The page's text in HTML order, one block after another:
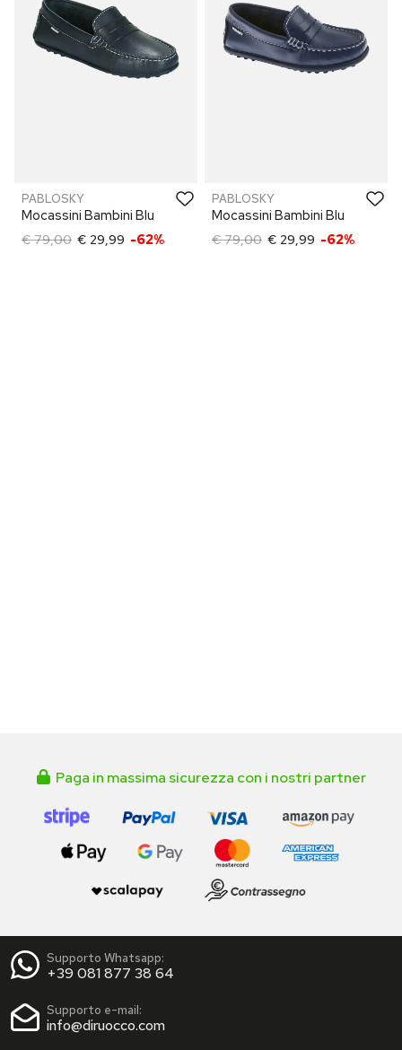
PABLOSKY
Mocassini Bambini Blu
€ 79,00 € 29,99 -62%
PABLOSKY
Mocassini Bambini Blu
€ 79,00 € 29,99 -62%
Paga in massima sicurezza con i nostri partner
Supporto Whatsapp:
+39 081 877 38 64
Supporto e-mail:
info@diruocco.com